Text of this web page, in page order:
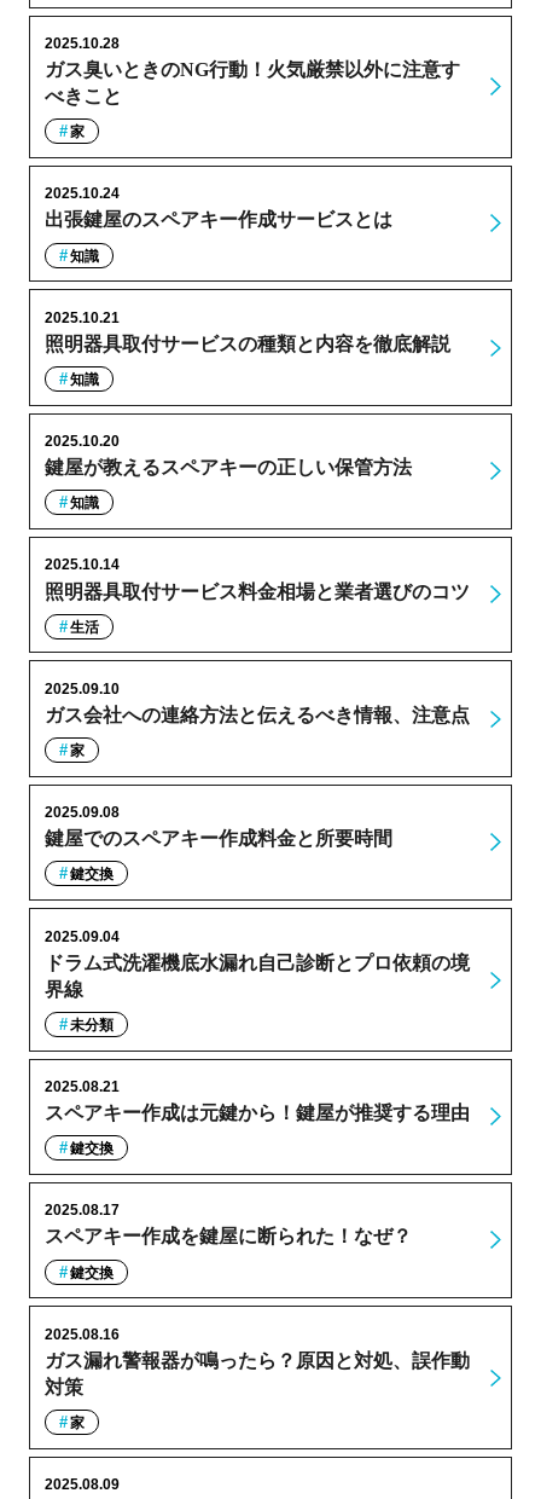
ガス臭いときのNG行動！火気厳禁以外に注意す
べきこと
2025.10.28
家
出張鍵屋のスペアキー作成サービスとは
2025.10.24
知識
照明器具取付サービスの種類と内容を徹底解説
2025.10.21
知識
鍵屋が教えるスペアキーの正しい保管方法
2025.10.20
知識
照明器具取付サービス料金相場と業者選びのコツ
2025.10.14
生活
ガス会社への連絡方法と伝えるべき情報、注意点
2025.09.10
家
鍵屋でのスペアキー作成料金と所要時間
2025.09.08
鍵交換
ドラム式洗濯機底水漏れ自己診断とプロ依頼の境
界線
2025.09.04
未分類
スペアキー作成は元鍵から！鍵屋が推奨する理由
2025.08.21
鍵交換
スペアキー作成を鍵屋に断られた！なぜ？
2025.08.17
鍵交換
ガス漏れ警報器が鳴ったら？原因と対処、誤作動
対策
2025.08.16
家
2025.08.09